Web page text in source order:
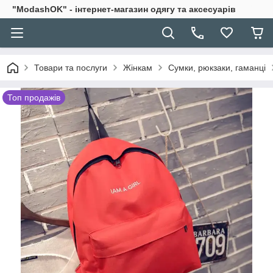
"ModashOK" - інтернет-магазин одягу та аксесуарів
Товари та послуги Жінкам Сумки, рюкзаки, гаманці
Топ продажів